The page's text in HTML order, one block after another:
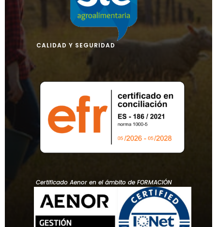
CALIDAD Y SEGURIDAD
Certificado Aenor en el ámbito de FORMACIÓN